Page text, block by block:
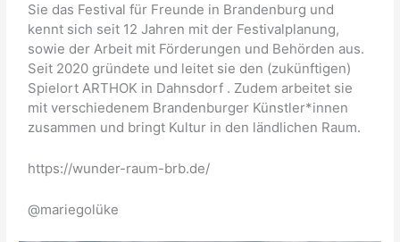
Sie das Festival für Freunde in Brandenburg und
kennt sich seit 12 Jahren mit der Festivalplanung,
sowie der Arbeit mit Förderungen und Behörden aus.
Seit 2020 gründete und leitet sie den (zukünftigen)
Spielort ARTHOK in Dahnsdorf . Zudem arbeitet sie
mit verschiedenem Brandenburger Künstler*innen
zusammen und bringt Kultur in den ländlichen Raum.
https://wunder-raum-brb.de/
@mariegolüke